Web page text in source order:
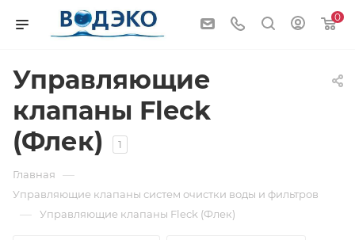
0
Управляющие
клапаны Fleck
(Флек)
1
Главная —
Управляющие клапаны систем очистки воды и фильтров
— Управляющие клапаны Fleck (Флек)